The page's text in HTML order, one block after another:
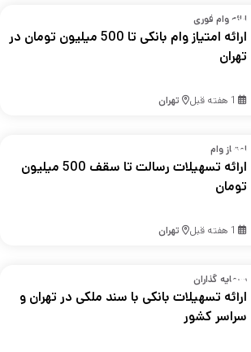
ارائه وام فوری
ارائه امتیاز وام بانکی تا 500 میلیون تومان در
تهران
1 هفته قبل تهران
امتیاز وام
ارائه تسهیلات رسالت تا سقف 500 میلیون
تومان
1 هفته قبل تهران
سرمایه گذاران
ارائه تسهیلات بانکی با سند ملکی در تهران و
سراسر کشور